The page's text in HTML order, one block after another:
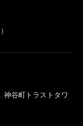
神谷町トラストタワ